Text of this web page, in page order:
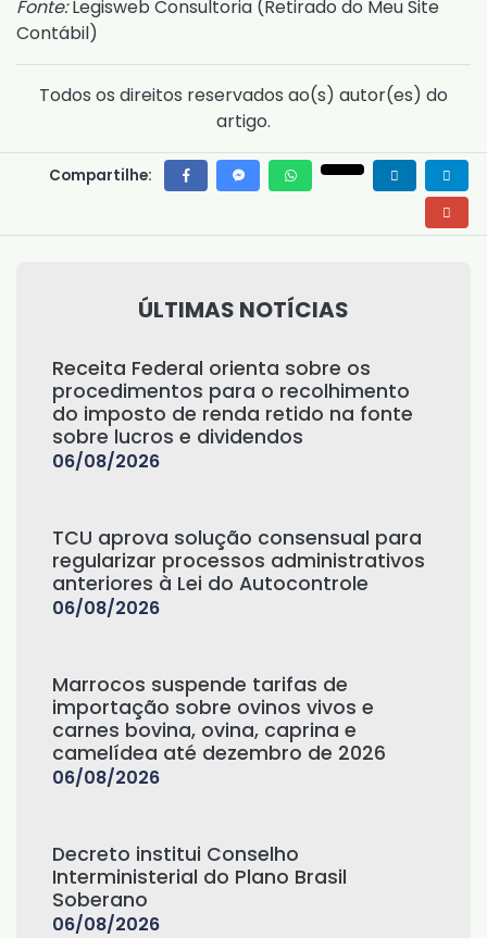
Fonte:Legisweb Consultoria (Retirado do Meu Site
Contábil)
Todos os direitos reservados ao(s) autor(es) do
artigo.
Compartilhe:
ÚLTIMAS NOTÍCIAS
Receita Federal orienta sobre os
procedimentos para o recolhimento
do imposto de renda retido na fonte
sobre lucros e dividendos
06/08/2026
TCU aprova solução consensual para
regularizar processos administrativos
anteriores à Lei do Autocontrole
06/08/2026
Marrocos suspende tarifas de
importação sobre ovinos vivos e
carnes bovina, ovina, caprina e
camelídea até dezembro de 2026
06/08/2026
Decreto institui Conselho
Interministerial do Plano Brasil
Soberano
06/08/2026